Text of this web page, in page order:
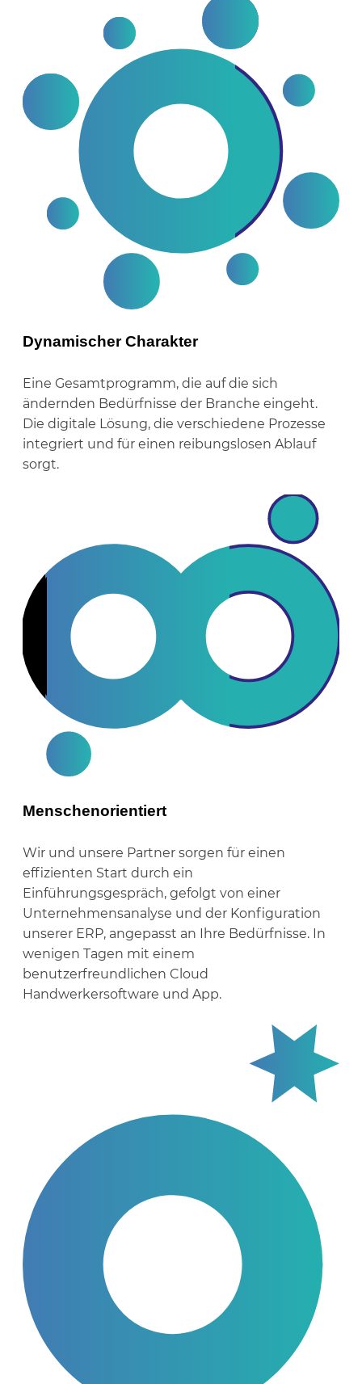
Dynamischer Charakter
Eine Gesamtprogramm, die auf die sich
ändernden Bedürfnisse der Branche eingeht.
Die digitale Lösung, die verschiedene Prozesse
integriert und für einen reibungslosen Ablauf
sorgt.
Menschenorientiert
Wir und unsere Partner sorgen für einen
effizienten Start durch ein
Einführungsgespräch, gefolgt von einer
Unternehmensanalyse und der Konfiguration
unserer ERP, angepasst an Ihre Bedürfnisse. In
wenigen Tagen mit einem
benutzerfreundlichen Cloud
Handwerkersoftware und App.